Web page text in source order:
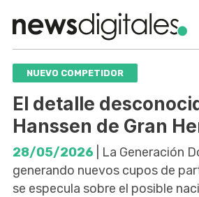
NUEVO COMPETIDOR
El detalle
Hanssen de Gran
28/05/2026 | La Generación
generando nuevos cupos de
se especula sobre el posible